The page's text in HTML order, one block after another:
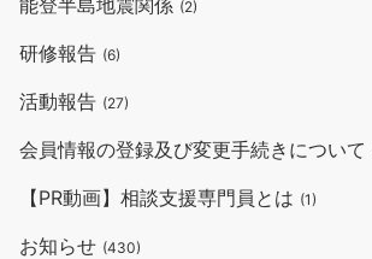
(2)
研修報告 (6)
活動報告 (27)
会員情報の登録及び変更手続きについて
【PR動画】相談支援専門員とは (1)
お知らせ (430)